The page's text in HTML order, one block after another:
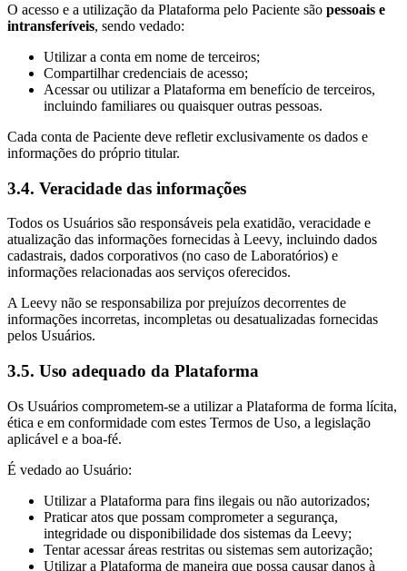
O acesso e a utilização da Plataforma pelo Paciente são pessoais e
intransferíveis, sendo vedado:
Utilizar a conta em nome de terceiros;
Compartilhar credenciais de acesso;
Acessar ou utilizar a Plataforma em benefício de terceiros,
incluindo familiares ou quaisquer outras pessoas.
Cada conta de Paciente deve refletir exclusivamente os dados e
informações do próprio titular.
3.4. Veracidade das informações
Todos os Usuários são responsáveis pela exatidão, veracidade e
atualização das informações fornecidas à Leevy, incluindo dados
cadastrais, dados corporativos (no caso de Laboratórios) e
informações relacionadas aos serviços oferecidos.
A Leevy não se responsabiliza por prejuízos decorrentes de
informações incorretas, incompletas ou desatualizadas fornecidas
pelos Usuários.
3.5. Uso adequado da Plataforma
Os Usuários comprometem-se a utilizar a Plataforma de forma lícita,
ética e em conformidade com estes Termos de Uso, a legislação
aplicável e a boa-fé.
É vedado ao Usuário:
Utilizar a Plataforma para fins ilegais ou não autorizados;
Praticar atos que possam comprometer a segurança,
integridade ou disponibilidade dos sistemas da Leevy;
Tentar acessar áreas restritas ou sistemas sem autorização;
Utilizar a Plataforma de maneira que possa causar danos à